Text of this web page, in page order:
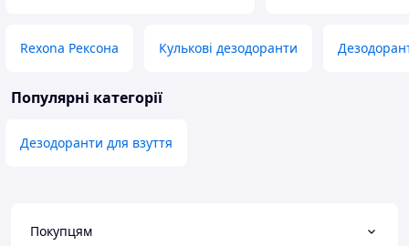
Rexona Рексона Кулькові дезодоранти
Популярні категорії
Дезодоранти для взуття
Покупцям